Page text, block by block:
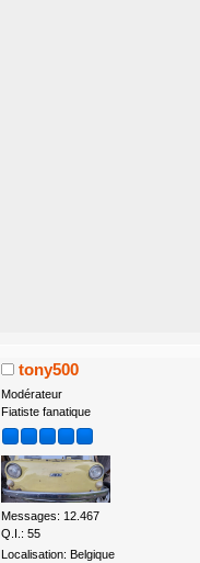
tony500
Modérateur
Fiatiste fanatique
Messages: 12.467
Q.I.: 55
Localisation: Belgique